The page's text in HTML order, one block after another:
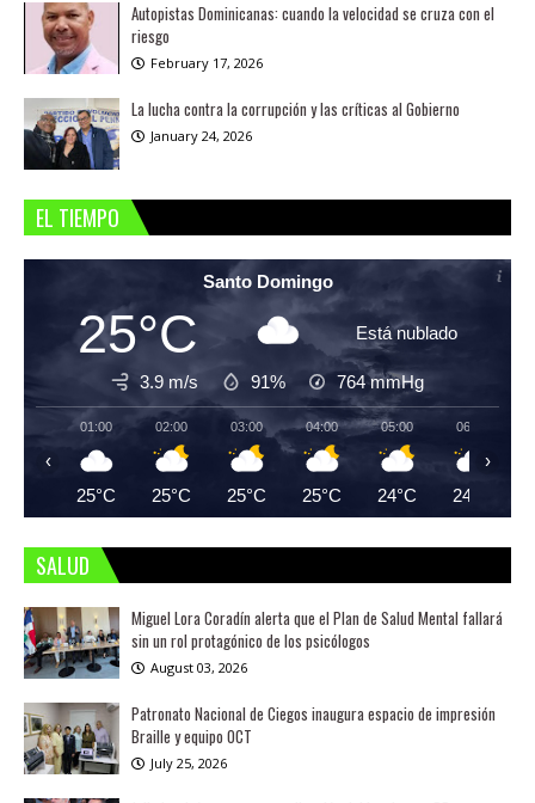
Autopistas Dominicanas: cuando la velocidad se cruza con el
riesgo
February 17, 2026
La lucha contra la corrupción y las críticas al Gobierno
January 24, 2026
EL TIEMPO
Santo Domingo
25°C Está nublado
3.9 m/s 91% 764mmHg
01:00
25°C
02:00
25°C
03:00
25°C
04:00
25°C
05:00
24°C
06:00
24°C
‹ ›
SALUD
Miguel Lora Coradín alerta que el Plan de Salud Mental fallará
sin un rol protagónico de los psicólogos
August 03, 2026
Patronato Nacional de Ciegos inaugura espacio de impresión
Braille y equipo OCT
July 25, 2026